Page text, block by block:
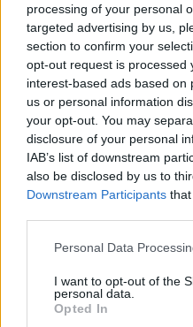
processing of your personal
targeted advertising by us,
section to confirm your
opt-out request is processed
interest-based ads based on
us or personal information
your opt-out. You may
disclosure of your personal
IAB’s list of downstream
also be disclosed by us to
Downstream Participants
Please note that this
not limited to your visit or
grant or deny consent to
use your data for below
Personal Data
I want to opt-out of the
personal data.
Opted In
Zárás - Költözés
light•2014. szeptember 30.
Ahogy tegnap ígértem:
Magpet, a CarCam.hu
mailben, hogy
rolót. Gondolom a
Bonyolult
Elméletileg Diego
oldalon. Kicsit
reggeli cikkben kifejtem.